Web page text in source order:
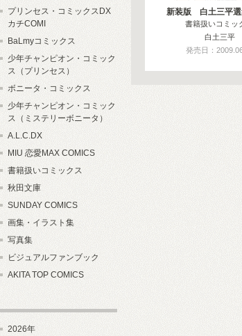
新装版 白土三平
書籍扱いコミッ
白土三平
発売日：
プリンセス・コミックスDX
カチCOMI
BaLmyコミックス
少年チャンピオン・コミック
ス（プリンセス）
ボニータ・コミックス
少年チャンピオン・コミック
ス（ミステリーボニータ）
A.L.C.DX
MIU 恋愛MAX COMICS
書籍扱いコミックス
秋田文庫
SUNDAY COMICS
画集・イラスト集
写真集
ビジュアルファンブック
AKITA TOP COMICS
2026年